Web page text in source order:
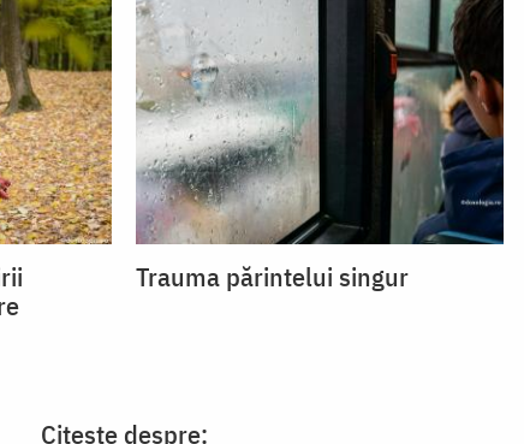
Trauma părintelui singur
Citește despre: